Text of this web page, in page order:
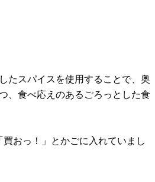
たスパイスを使用することで、奥
、食べ応えのあるごろっとした食
おっ！」とかごに入れていまし